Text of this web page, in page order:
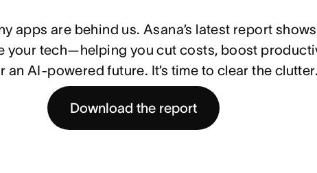
apps are behind us. Asana’s latest report
your tech—helping you cut costs, boost
an AI-powered future. It’s time to clear the clutter.
Download the report